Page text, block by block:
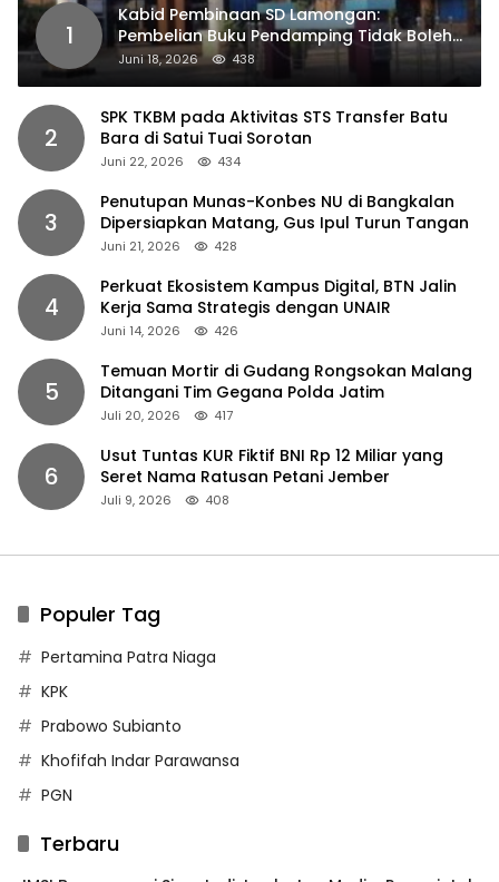
1
Kabid Pembinaan SD Lamongan:
Pembelian Buku Pendamping Tidak Boleh
Dipaksakan
Juni 18, 2026 438
2
SPK TKBM pada Aktivitas STS Transfer Batu
Bara di Satui Tuai Sorotan
Juni 22, 2026 434
3
Penutupan Munas-Konbes NU di Bangkalan
Dipersiapkan Matang, Gus Ipul Turun Tangan
Juni 21, 2026 428
4
Perkuat Ekosistem Kampus Digital, BTN Jalin
Kerja Sama Strategis dengan UNAIR
Juni 14, 2026 426
5
Temuan Mortir di Gudang Rongsokan Malang
Ditangani Tim Gegana Polda Jatim
Juli 20, 2026 417
6
Usut Tuntas KUR Fiktif BNI Rp 12 Miliar yang
Seret Nama Ratusan Petani Jember
Juli 9, 2026 408
Populer Tag
Pertamina Patra Niaga
KPK
Prabowo Subianto
Khofifah Indar Parawansa
PGN
Terbaru